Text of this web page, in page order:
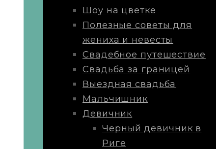
Шоу на цветке
Полезные советы для
жениха и невесты
Свадебное путешествие
Свадьба за границей
Выездная свадьба
Мальчишник
Девичник
Черный девичник в
Риге